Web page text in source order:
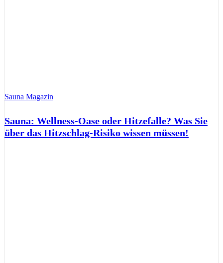
Sauna Magazin
Sauna: Wellness-Oase oder Hitzefalle? Was Sie
über das Hitzschlag-Risiko wissen müssen!